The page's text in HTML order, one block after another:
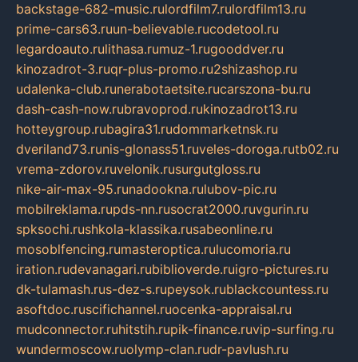
backstage-682-music.rulordfilm7.rulordfilm13.ru
prime-cars63.ruun-believable.rucodetool.ru
legardoauto.rulithasa.rumuz-1.rugooddver.ru
kinozadrot-3.ruqr-plus-promo.ru2shizashop.ru
udalenka-club.runerabotaetsite.rucarszona-bu.ru
dash-cash-now.rubravoprod.rukinozadrot13.ru
hotteygroup.rubagira31.rudommarketnsk.ru
dveriland73.runis-glonass51.ruveles-doroga.rutb02.ru
vrema-zdorov.ruvelonik.rusurgutgloss.ru
nike-air-max-95.runadookna.rulubov-pic.ru
mobilreklama.rupds-nn.rusocrat2000.ruvgurin.ru
spksochi.rushkola-klassika.rusabeonline.ru
mosoblfencing.rumasteroptica.rulucomoria.ru
iration.rudevanagari.rubiblioverde.ruigro-pictures.ru
dk-tulamash.rus-dez-s.rupeysok.rublackcountess.ru
asoftdoc.ruscifichannel.ruocenka-appraisal.ru
mudconnector.ruhitstih.rupik-finance.ruvip-surfing.ru
wundermoscow.ruolymp-clan.rudr-pavlush.ru